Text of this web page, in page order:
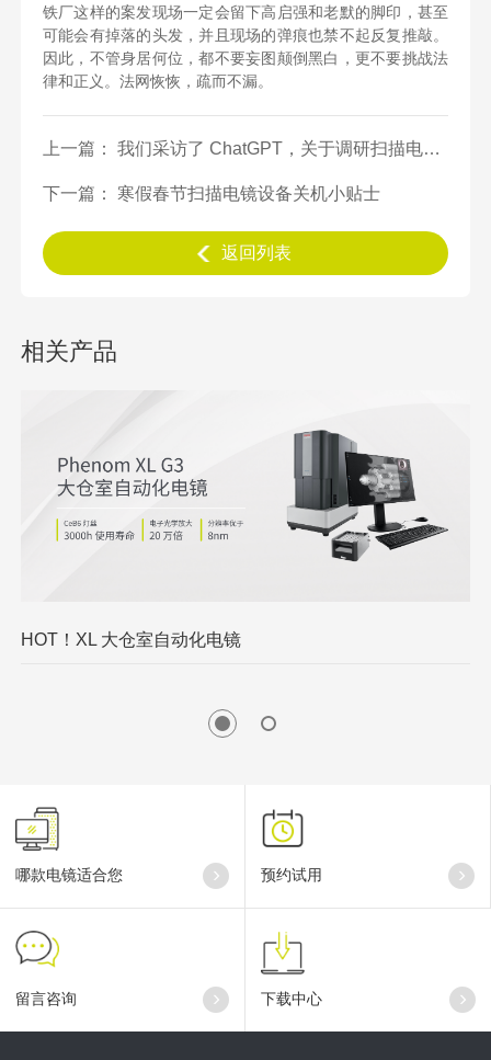
铁厂这样的案发现场一定会留下高启强和老默的脚印，甚至
可能会有掉落的头发，并且现场的弹痕也禁不起反复推敲。
因此，不管身居何位，都不要妄图颠倒黑白，更不要挑战法
律和正义。法网恢恢，疏而不漏。
上一篇： 我们采访了 ChatGPT，关于调研扫描电镜的建议...
下一篇： 寒假春节扫描电镜设备关机小贴士
返回列表
相关产品
HOT！XL 大仓室自动化电镜
哪款电镜适合您 预约试用
留言咨询 下载中心